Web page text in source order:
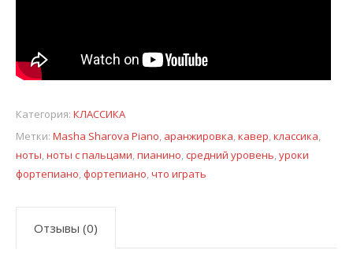
Категория: КЛАССИКА
Метки: Masha Sharova Piano, аранжировка,кавер,классика,
ноты,ноты с пальцами,пианино,средний уровень,уроки
фортепиано,фортепиано,что играть
Отзывы (0)